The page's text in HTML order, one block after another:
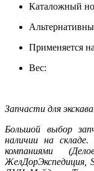
Каталожный
Применяется
Вес:
Запчасти для
Большой выбор
наличии на
компаниями
ЖелДорЭкспедиция,